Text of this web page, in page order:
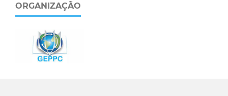
ORGANIZAÇÃO